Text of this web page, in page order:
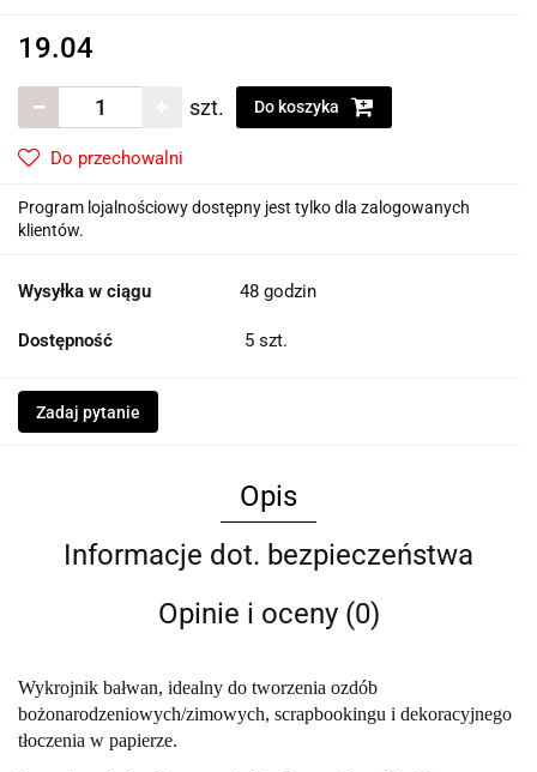
19.04
szt. Do koszyka
Do przechowalni
Program lojalnościowy dostępny jest tylko dla zalogowanych
klientów.
Wysyłka w ciągu 48 godzin
Dostępność 5 szt.
Zadaj pytanie
Opis
Informacje dot. bezpieczeństwa
Opinie i oceny (0)
Wykrojnik bałwan, idealny do tworzenia ozdób
bożonarodzeniowych/zimowych, scrapbookingu i dekoracyjnego
tłoczenia w papierze.